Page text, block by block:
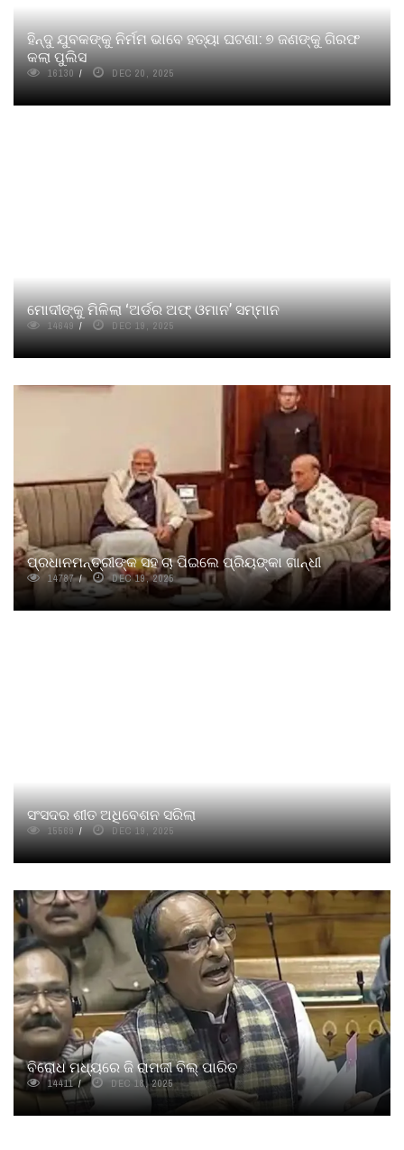
ହିନ୍ଦୁ ଯୁବକଙ୍କୁ ନିର୍ମମ ଭାବେ ହତ୍ୟା ଘଟଣା: ୭ ଜଣଙ୍କୁ ଗିରଫ
କଲା ପୁଲିସ
16130 DEC 20, 2025
ମୋଦୀଙ୍କୁ ମିଳିଲା ‘ଅର୍ଡର ଅଫ୍ ଓମାନ’ ସମ୍ମାନ
14649 DEC 19, 2025
ପ୍ରଧାନମନ୍ତ୍ରୀଙ୍କ ସହ ଚା ପିଇଲେ ପ୍ରିୟଙ୍କା ଗାନ୍ଧୀ
14787 DEC 19, 2025
ସଂସଦର ଶୀତ ଅଧିବେଶନ ସରିଲା
15569 DEC 19, 2025
ବିରୋଧ ମଧ୍ୟରେ ଜି ରାମଜୀ ବିଲ୍ ପାରିତ
14411 DEC 18, 2025